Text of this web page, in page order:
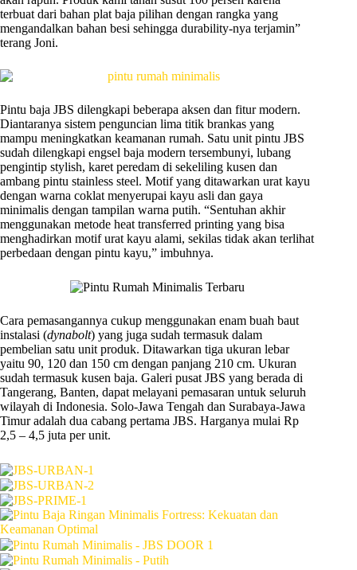
terbuat dari bahan plat baja pilihan dengan rangka yang
mengandalkan bahan besi sehingga durability-nya terjamin”
terang Joni.
Pintu baja JBS dilengkapi beberapa aksen dan fitur modern.
Diantaranya sistem penguncian lima titik brankas yang
mampu meningkatkan keamanan rumah. Satu unit pintu JBS
sudah dilengkapi engsel baja modern tersembunyi, lubang
pengintip stylish, karet peredam di sekeliling kusen dan
ambang pintu stainless steel. Motif yang ditawarkan urat kayu
dengan warna coklat menyerupai kayu asli dan gaya
minimalis dengan tampilan warna putih. “Sentuhan akhir
menggunakan metode heat transferred printing yang bisa
menghadirkan motif urat kayu alami, sekilas tidak akan terlihat
perbedaan dengan pintu kayu,” imbuhnya.
Cara pemasangannya cukup menggunakan enam buah baut
instalasi (dynabolt) yang juga sudah termasuk dalam
pembelian satu unit produk. Ditawarkan tiga ukuran lebar
yaitu 90, 120 dan 150 cm dengan panjang 210 cm. Ukuran
sudah termasuk kusen baja. Galeri pusat JBS yang berada di
Tangerang, Banten, dapat melayani pemasaran untuk seluruh
wilayah di Indonesia. Solo-Jawa Tengah dan Surabaya-Jawa
Timur adalah dua cabang pertama JBS. Harganya mulai Rp
2,5 – 4,5 juta per unit.